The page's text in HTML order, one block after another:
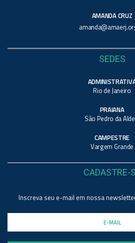
AMANDA CRUZ
SEDES
Rio de Janeiro
PRAIANA
São Pedro da
CAMPESTRE
Vargem Grande
CADASTRE-
Inscreva seu e-mail em nossa